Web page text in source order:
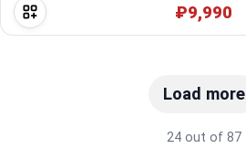
₽9,990
Load more
24 out of 87